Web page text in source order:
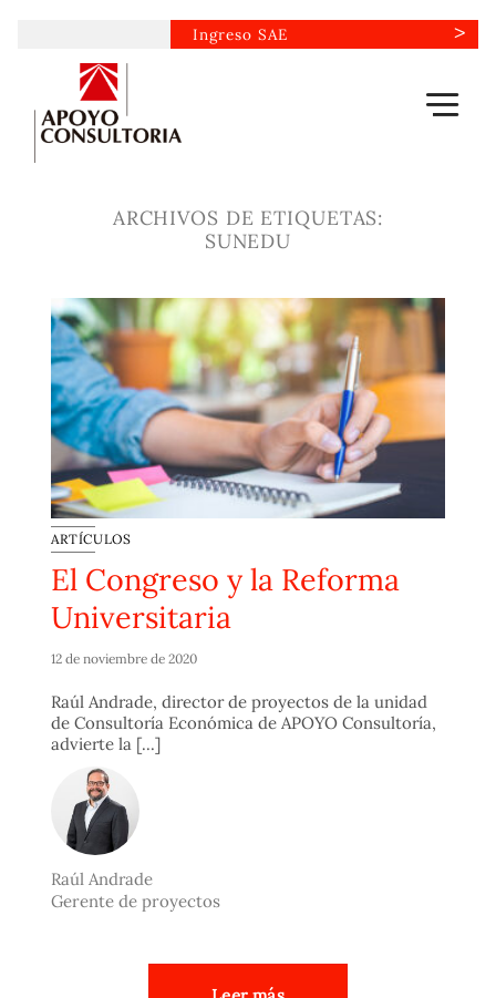
contenido
Ingreso SAE
ARCHIVOS DE ETIQUETAS:
SUNEDU
ARTÍCULOS
El Congreso y la Reforma
Universitaria
12 de noviembre de 2020
Raúl Andrade, director de proyectos de la unidad
de Consultoría Económica de APOYO Consultoría,
advierte la [...]
Raúl Andrade
Gerente de proyectos